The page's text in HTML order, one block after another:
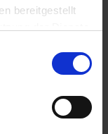
bereitgestellt